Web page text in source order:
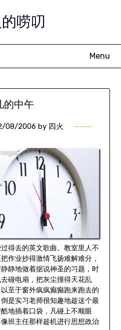
唠叨
Menu
的中午
08/2006 by 四火
得去的英文歌曲。教室里人不
作业抄得激情飞扬难解难分，
静地做着据说神圣的习题，时
碰电扇，把灰尘撞得天花乱
至于窗外疯疯癫癫跑来跑去的
是实习老师很知趣地趁这个最
地插着口袋，凡碰上不顺眼
班主任那样趁机进行思想政治